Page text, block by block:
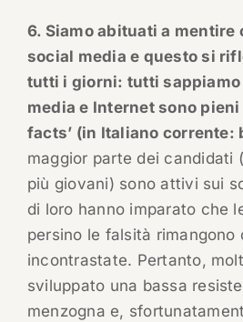
6. Siamo abituati a mentire
social media e questo si
tutti i giorni: tutti sappiamo
media e Internet sono
facts’ (in Italiano corrente:
maggior parte dei candidati
più giovani) sono attivi sui
di loro hanno imparato che
persino le falsità rimangono
incontrastate. Pertanto,
sviluppato una bassa
menzogna e,